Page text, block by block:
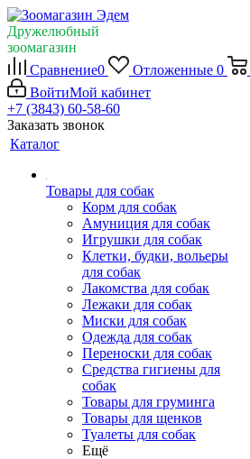
Дружелюбный
зоомагазин
Сравнение0 Отложенные 0
ВойтиМой кабинет
+7 (3843) 60-58-60
Заказать звонок
Каталог
Товары для собак
Корм для собак
Амуниция для собак
Игрушки для собак
Клетки, будки, вольеры
для собак
Лакомства для собак
Лежаки для собак
Миски для собак
Одежда для собак
Переноски для собак
Средства гигиены для
собак
Товары для груминга
Товары для щенков
Туалеты для собак
Ещё